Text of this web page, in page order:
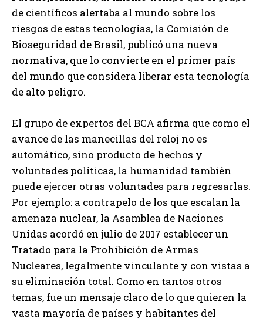
de científicos alertaba al mundo sobre los
riesgos de estas tecnologías, la Comisión de
Bioseguridad de Brasil, publicó una nueva
normativa, que lo convierte en el primer país
del mundo que considera liberar esta tecnología
de alto peligro.
El grupo de expertos del BCA afirma que como el
avance de las manecillas del reloj no es
automático, sino producto de hechos y
voluntades políticas, la humanidad también
puede ejercer otras voluntades para regresarlas.
Por ejemplo: a contrapelo de los que escalan la
amenaza nuclear, la Asamblea de Naciones
Unidas acordó en julio de 2017 establecer un
Tratado para la Prohibición de Armas
Nucleares, legalmente vinculante y con vistas a
su eliminación total. Como en tantos otros
temas, fue un mensaje claro de lo que quieren la
vasta mayoría de países y habitantes del